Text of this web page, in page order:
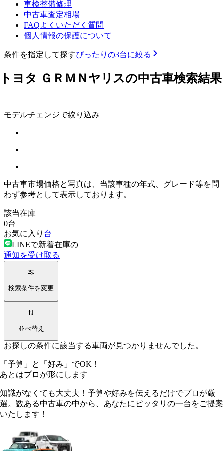
車検整備修理
中古車査定相場
FAQよくいただく質問
個人情報の保護について
条件を指定して探すぴったりの3台に絞る
トヨタ ＧＲＭＮヤリスの中古車検索結果
モデルチェンジで絞り込み
中古車市場価格と写真は、当該車種の年式、グレード等を問
わず参考として表示しております。
該当在庫
0台
お気に入り 台
LINEで新着在庫の
通知を受け取る
検索条件を変更
並べ替え
お探しの条件に該当する車両が見つかりませんでした。
「予算」 と 「好み」 でOK！
あとはプロ が形にします
知識がなくても大丈夫！予算や好みを伝えるだけでプロが厳
選。数ある中古車の中から、あなたにピッタリの一台をご提案
いたします！